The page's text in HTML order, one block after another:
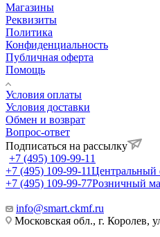
Магазины
Реквизиты
Политика
Конфиденциальность
Публичная оферта
Помощь
Условия оплаты
Условия доставки
Обмен и возврат
Вопрос-ответ
Подписаться на рассылку
+7 (495) 109-99-11
+7 (495) 109-99-11Центральный
+7 (495) 109-99-77Розничный
info@smart.ckmf.ru
Московская обл., г. Королев,